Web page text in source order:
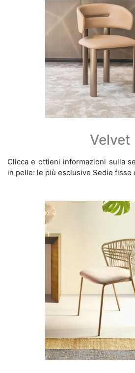
Velvet
Clicca e ottieni informazioni sulla
in pelle: le più esclusive Sedie fisse